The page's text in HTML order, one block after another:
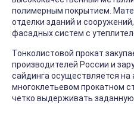
полимерным покрытием.
отделки зданий и
фасадных систем с
Тонколистовой прокат
производителей России и
сайдинга осуществляется
многоклетьевом прокатном
четко выдерживать